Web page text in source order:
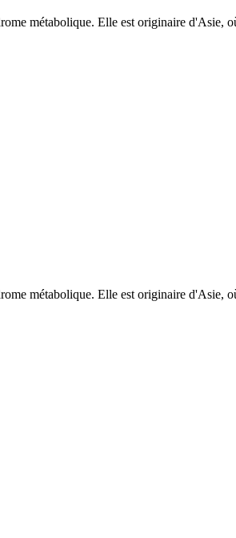
métabolique. Elle est originaire d'Asie,
métabolique. Elle est originaire d'Asie,